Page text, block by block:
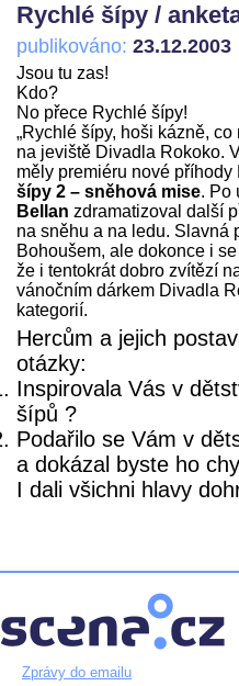
Rychlé šípy /
publikováno: 23.12.2003
Jsou tu zas!
Kdo?
No přece Rychlé šípy!
„Rychlé šípy, hoši kázně,
na jeviště Divadla Rokoko.
měly premiéru nové
šípy 2 – sněhová mise. Po
Bellan zdramatizoval další
na sněhu a na ledu. Slavná
Bohoušem, ale dokonce i
že i tentokrát dobro zvítězí
vánočním dárkem Divadla
kategorií.
Hercům a jejich
otázky:
Inspirovala Vás v
šípů ?
Podařilo se Vám v
a dokázal byste ho
I dali všichni hlavy
Zprávy do emailu